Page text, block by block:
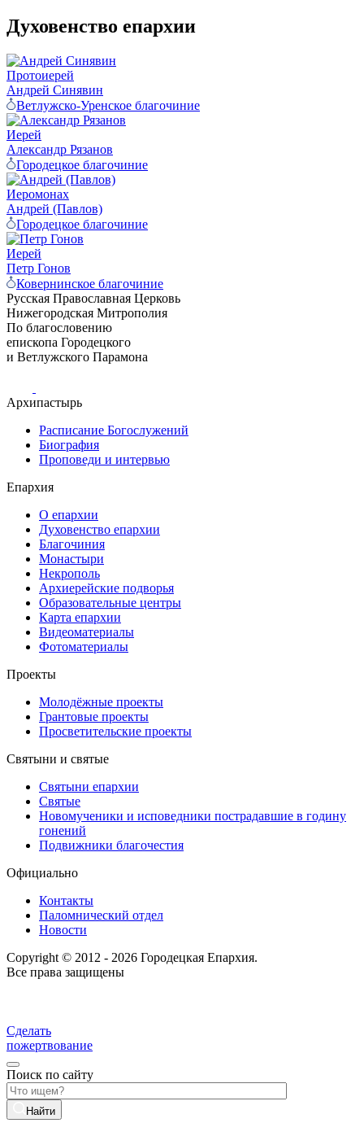
Духовенство епархии
Протоиерей
Андрей Синявин
Ветлужско-Уренское благочиние
Иерей
Александр Рязанов
Городецкое благочиние
Иеромонах
Андрей (Павлов)
Городецкое благочиние
Иерей
Петр Гонов
Ковернинское благочиние
Русская Православная Церковь
Нижегородская Митрополия
По благословению
епископа Городецкого
и Ветлужского Парамона
Архипастырь
Расписание Богослужений
Биография
Проповеди и интервью
Епархия
О епархии
Духовенство епархии
Благочиния
Монастыри
Некрополь
Архиерейские подворья
Образовательные центры
Карта епархии
Видеоматериалы
Фотоматериалы
Проекты
Молодёжные проекты
Грантовые проекты
Просветительские проекты
Святыни и святые
Святыни епархии
Святые
Новомученики и исповедники пострадавшие в годину
гонений
Подвижники благочестия
Официально
Контакты
Паломнический отдел
Новости
Copyright © 2012 - 2026 Городецкая Епархия.
Все права защищены
Сделать
пожертвование
Поиск по сайту
Найти